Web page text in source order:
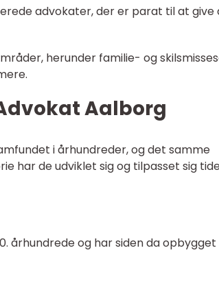
advokater, der er parat til at give
herunder familie- og
Aalborg
i århundreder, og det samme
har de udviklet sig og tilpasset sig
århundrede og har siden da